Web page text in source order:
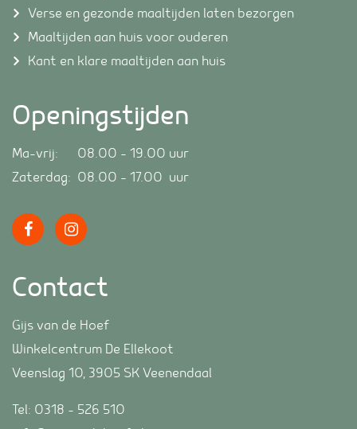
Verse en gezonde maaltijden laten bezorgen
Maaltijden aan huis voor ouderen
Kant en klare maaltijden aan huis
Openingstijden
Ma-vrij: 08.00 – 19.00 uur
Zaterdag: 08.00 – 17.00 uur
Contact
Gijs van de Hoef
Winkelcentrum De Ellekoot
Veenslag 10, 3905 SK Veenendaal
Tel: 0318 – 526 510